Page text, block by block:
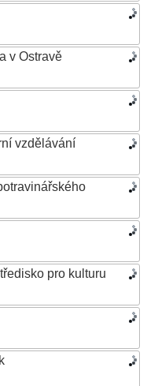
v Ostravě
vzdělávání
pro kulturu